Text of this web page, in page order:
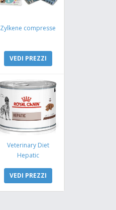
Zylkene compresse
VEDI PREZZI
Veterinary Diet
Hepatic
VEDI PREZZI